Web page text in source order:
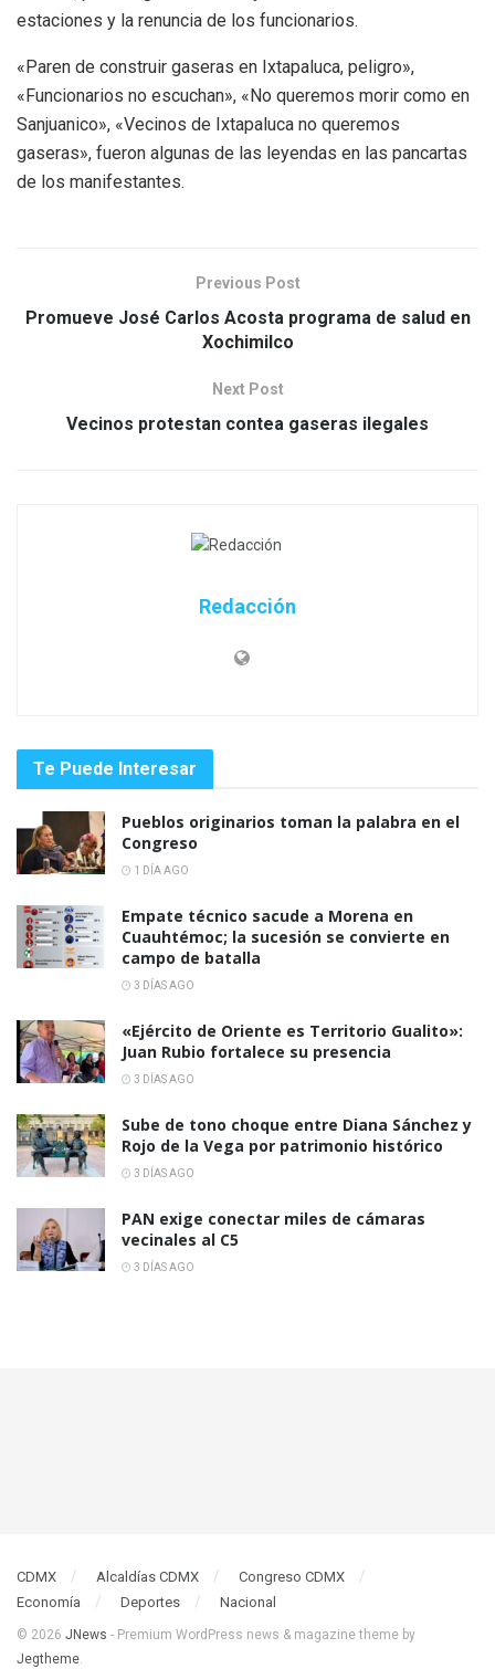
estaciones y la renuncia de los funcionarios.
«Paren de construir gaseras en Ixtapaluca, peligro»,
«Funcionarios no escuchan», «No queremos morir como en
Sanjuanico», «Vecinos de Ixtapaluca no queremos
gaseras», fueron algunas de las leyendas en las pancartas
de los manifestantes.
Previous Post
Promueve José Carlos Acosta programa de salud en
Xochimilco
Next Post
Vecinos protestan contea gaseras ilegales
Redacción
Te Puede Interesar
Pueblos originarios toman la palabra en el
Congreso
1 DÍA AGO
Empate técnico sacude a Morena en
Cuauhtémoc; la sucesión se convierte en
campo de batalla
3 DÍAS AGO
«Ejército de Oriente es Territorio Gualito»:
Juan Rubio fortalece su presencia
3 DÍAS AGO
Sube de tono choque entre Diana Sánchez y
Rojo de la Vega por patrimonio histórico
3 DÍAS AGO
PAN exige conectar miles de cámaras
vecinales al C5
3 DÍAS AGO
CDMX Alcaldías CDMX
Congreso CDMX
Economía
Deportes Nacional
© 2026 JNews - Premium WordPress news & magazine theme by
Jegtheme.